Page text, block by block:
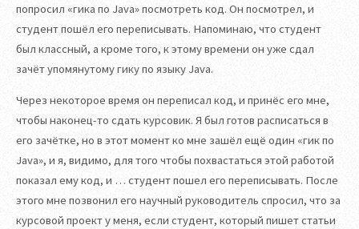
попросил «гика по Java» посмотреть код. Он посмотрел, и
студент пошёл его переписывать. Напоминаю, что студент
был классный, а кроме того, к этому времени он уже сдал
зачёт упомянутому гику по языку Java.
Через некоторое время он переписал код, и принёс его мне,
чтобы наконец-то сдать курсовик. Я был готов расписаться в
его зачётке, но в этот момент ко мне зашёл ещё один «гик по
Java», и я, видимо, для того чтобы похвастаться этой работой
показал ему код, и … студент пошел его переписывать. После
этого мне позвонил его научный руководитель спросил, что за
курсовой проект у меня, если студент, который пишет статьи